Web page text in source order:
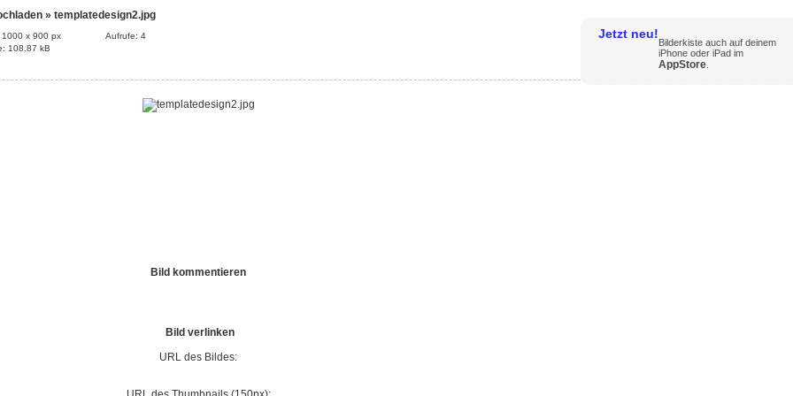
» templatedesign2.jpg
1000 x 900 px
108.87 kB
Aufrufe: 4
Bild kommentieren
Bild verlinken
URL des Bildes:
Jetzt neu!
Bilderkiste auch auf deinem
iPhone oder iPad im
AppStore